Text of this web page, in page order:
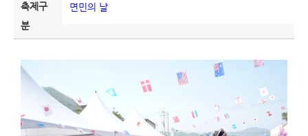
축제구
분
면민의 날